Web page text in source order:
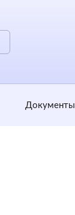
Документы